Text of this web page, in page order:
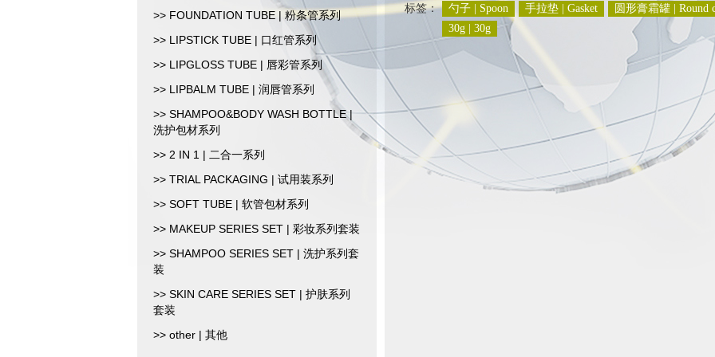
>> FOUNDATION TUBE | 粉条管系列
>> LIPSTICK TUBE | 口红管系列
>> LIPGLOSS TUBE | 唇彩管系列
>> LIPBALM TUBE | 润唇管系列
>> SHAMPOO&BODY WASH BOTTLE |
洗护包材系列
>> 2 IN 1 | 二合一系列
>> TRIAL PACKAGING | 试用装系列
>> SOFT TUBE | 软管包材系列
>> MAKEUP SERIES SET | 彩妆系列套装
>> SHAMPOO SERIES SET | 洗护系列套
装
>> SKIN CARE SERIES SET | 护肤系列
套装
>> other | 其他
标签： 勺子 | Spoon 手拉垫 | Gasket
圆形膏霜罐 | Round
30g | 30g